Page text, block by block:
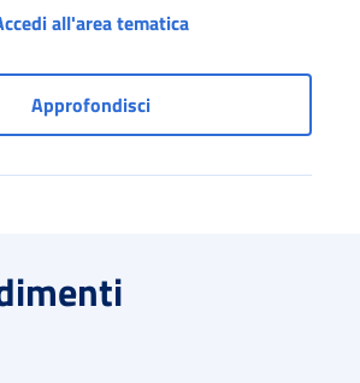
all'area tematicaServizi per i
ApprofondisciServizi per i lavoratori